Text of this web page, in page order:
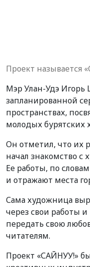
Проект называется
Мэр Улан-Удэ Игорь
запланированной
пространствах,
молодых бурятских
Он отметил, что их
начал знакомство
Ее работы, по
и отражают места
Сама художница
через свои работы
передать свою
читателям.
Проект «САЙНУУ!»